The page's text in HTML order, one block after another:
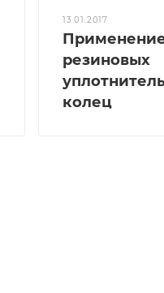
13.01.2017
резиновых
колец